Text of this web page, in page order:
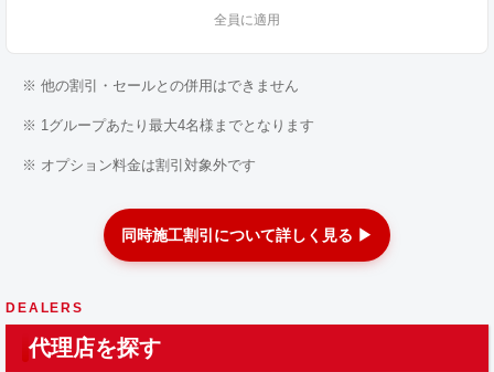
全員に適用
※ 他の割引・セールとの併用はできません
※ 1グループあたり最大4名様までとなります
※ オプション料金は割引対象外です
同時施工割引について詳しく見る ▶
DEALERS
代理店を探す